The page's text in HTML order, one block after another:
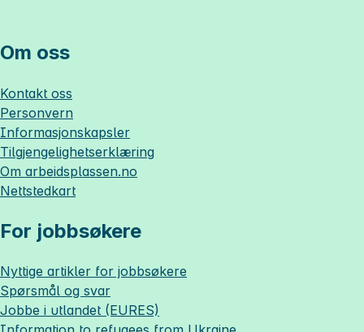
Om oss
Kontakt oss
Personvern
Informasjonskapsler
Tilgjengelighetserklæring
Om arbeidsplassen.no
Nettstedkart
For jobbsøkere
Nyttige artikler for jobbsøkere
Spørsmål og svar
Jobbe i utlandet (EURES)